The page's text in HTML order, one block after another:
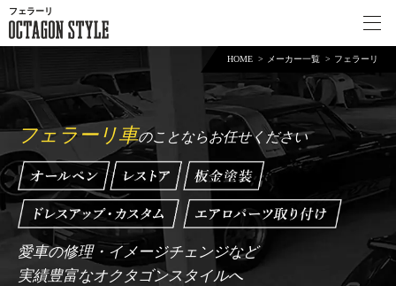
フェラーリ
フェラーリ車のことならお任せください
愛車の修理・イメージチェンジなど
実績豊富なオクタゴンスタイルへ
HOME メーカー一覧 フェラーリ